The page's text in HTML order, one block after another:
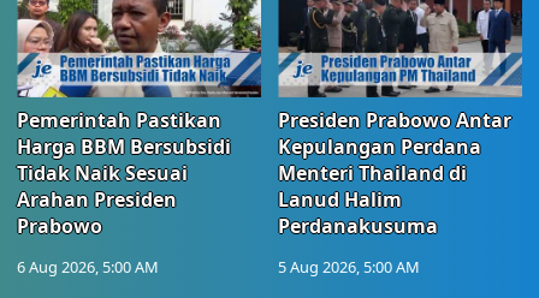
Pemerintah Pastikan
Harga BBM Bersubsidi
Tidak Naik Sesuai
Arahan Presiden
Prabowo
6 Aug 2026, 5:00 AM
Presiden Prabowo Antar
Kepulangan Perdana
Menteri Thailand di
Lanud Halim
Perdanakusuma
5 Aug 2026, 5:00 AM